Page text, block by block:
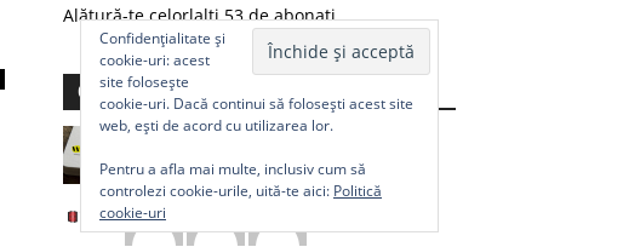
Alătură-te celorlalți 53 de abonați.
Comunitate
Confidențialitate și
cookie-uri: acest
site folosește
cookie-uri. Dacă continui să folosești acest site
web, ești de acord cu utilizarea lor.
Pentru a afla mai multe, inclusiv cum să
controlezi cookie-urile, uită-te aici: Politică
cookie-uri